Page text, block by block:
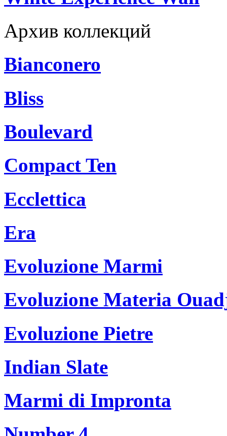
Архив коллекций
Bianconero
Bliss
Boulevard
Compact Ten
Ecclettica
Era
Evoluzione Marmi
Evoluzione Materia
Evoluzione Pietre
Indian Slate
Marmi di Impronta